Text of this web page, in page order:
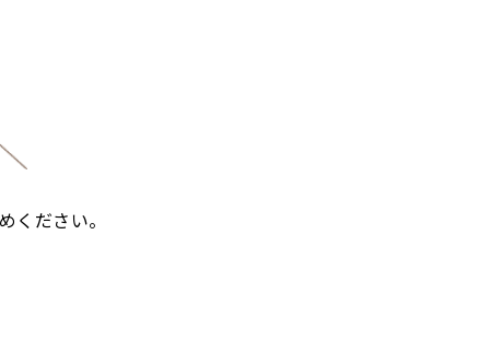
ください。